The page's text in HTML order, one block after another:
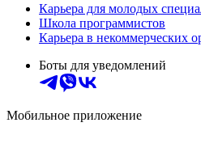
Карьера для молодых
Школа программистов
Карьера в некоммерческих
Боты для уведомлений
Мобильное приложение